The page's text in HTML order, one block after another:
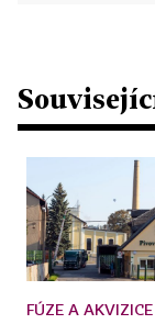
FÚZE A AKVIZICE